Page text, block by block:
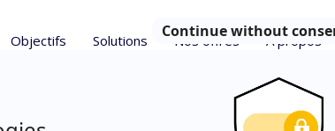
Objectifs Solutions Nos offres À propos